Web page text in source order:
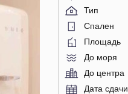
Тип
Спален
Площадь
До моря
До центра
Дата сдачи